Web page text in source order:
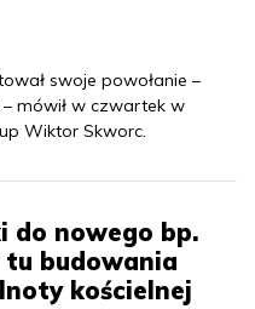
swoje powołanie –
mówił w czwartek w
Wiktor Skworc.
nowego bp.
budowania
kościelnej